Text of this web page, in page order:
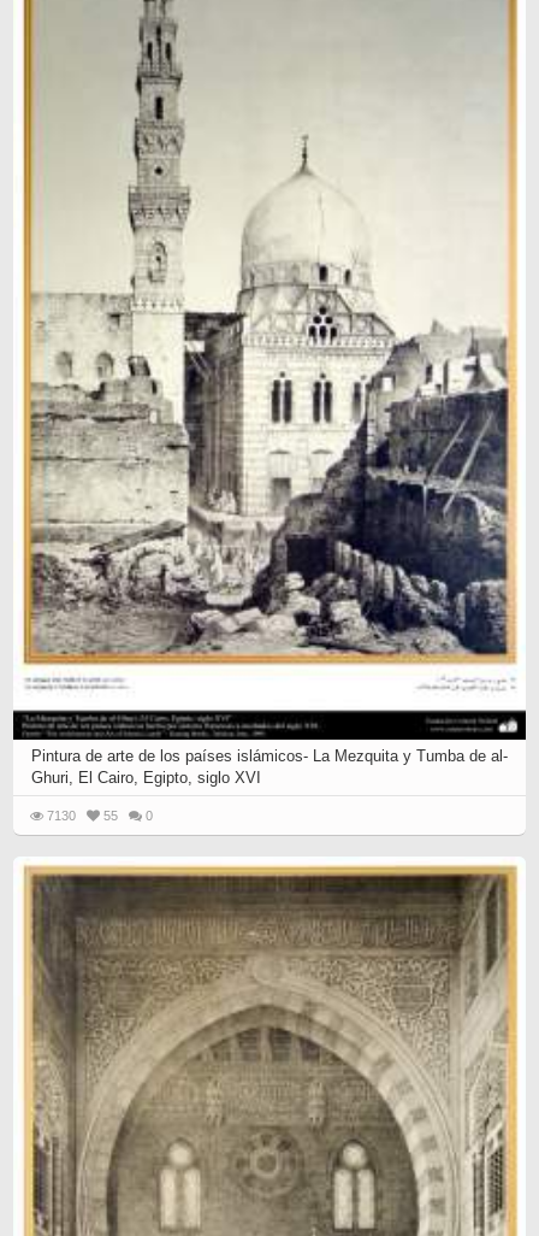
Pintura de arte de los países islámicos- La Mezquita y Tumba de al-
Ghuri, El Cairo, Egipto, siglo XVI
7130 55 0